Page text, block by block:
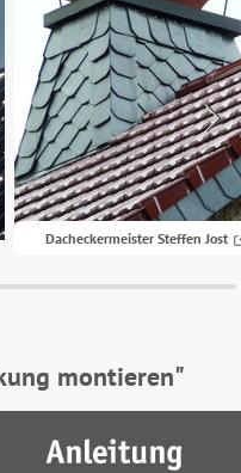
Dacheckermeister Steffen Jost
montieren"